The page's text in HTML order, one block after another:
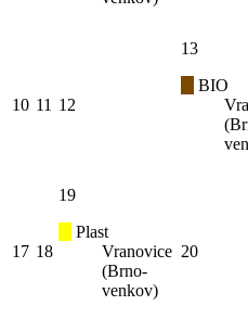
10 11 12
13
BIO
17 18
19
Plast
Vranovice
(Brno-
venkov)
20